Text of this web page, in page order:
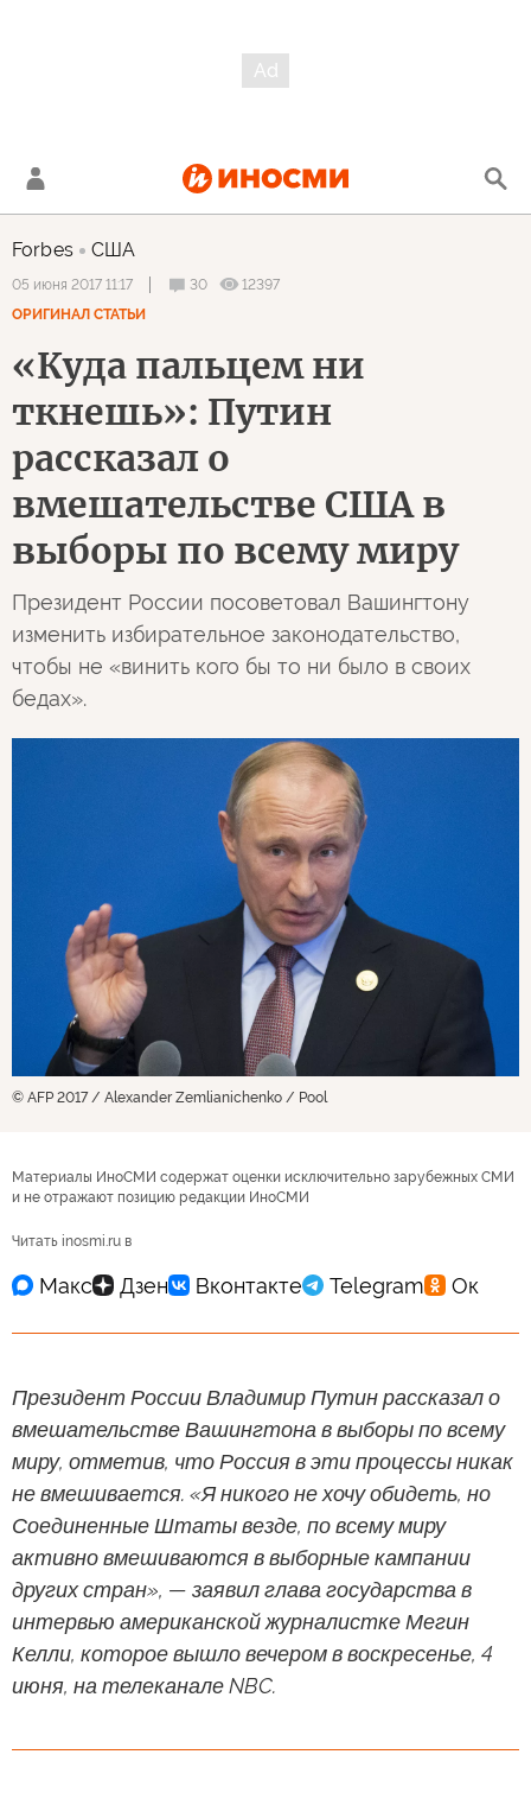
Forbes США
05 июня 2017 11:17 30
12397
ОРИГИНАЛ СТАТЬИ
«Куда пальцем ни
ткнешь»: Путин
рассказал о
вмешательстве США в
выборы по всему миру
Президент России посоветовал Вашингтону
изменить избирательное законодательство,
чтобы не «винить кого бы то ни было в своих
бедах».
© AFP 2017 / Alexander Zemlianichenko / Pool
Материалы ИноСМИ содержат оценки исключительно зарубежных СМИ
и не отражают позицию редакции ИноСМИ
Читать inosmi.ru в
Президент России Владимир Путин рассказал о
вмешательстве Вашингтона в выборы по всему
миру, отметив, что Россия в эти процессы никак
не вмешивается. «Я никого не хочу обидеть, но
Соединенные Штаты везде, по всему миру
активно вмешиваются в выборные кампании
других стран», — заявил глава государства в
интервью американской журналистке Мегин
Келли, которое вышло вечером в воскресенье, 4
июня, на телеканале NBC.